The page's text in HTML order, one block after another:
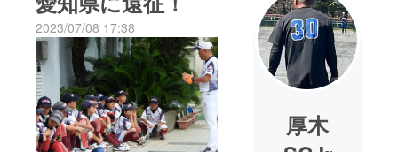
2023/07/08 17:38
厚木